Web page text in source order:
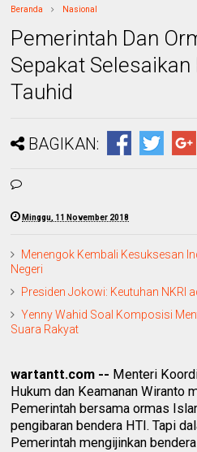
Beranda Nasional
Pemerintah Dan
Sepakat
Tauhid
BAGIKAN:
Minggu, 11 November 2018
Menengok Kembali Kesuksesan
Negeri
Presiden Jokowi: Keutuhan NKRI
Yenny Wahid Soal Komposisi
Suara Rakyat
wartantt.com -- Menteri
Hukum dan Keamanan Wiranto
Pemerintah bersama ormas
pengibaran bendera HTI. Tapi
Pemerintah mengijinkan